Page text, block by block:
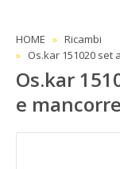
HOME
Ricambi
Os.kar 151020
Os.kar
e